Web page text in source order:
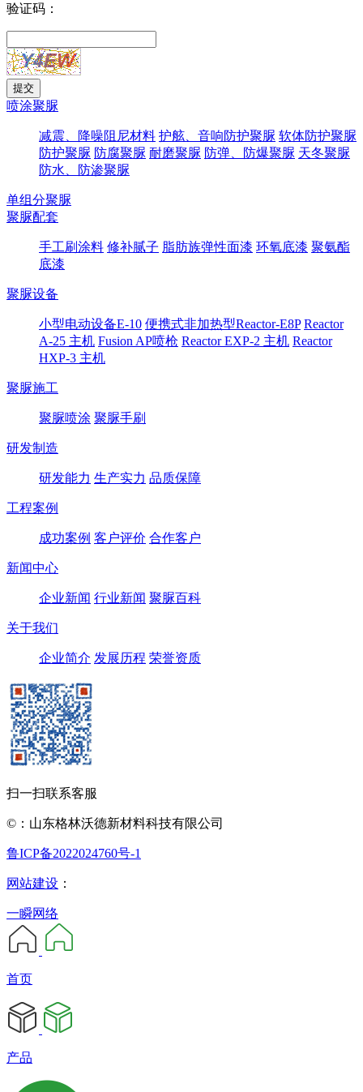
验证码：
喷涂聚脲
减震、降噪阻尼材料 护舷、音响防护聚脲 软体防护聚脲
防护聚脲 防腐聚脲 耐磨聚脲 防弹、防爆聚脲 天冬聚脲
防水、防渗聚脲
单组分聚脲
聚脲配套
手工刷涂料 修补腻子 脂肪族弹性面漆 环氧底漆 聚氨酯
底漆
聚脲设备
小型电动设备E-10 便携式非加热型Reactor-E8P Reactor
A-25 主机 Fusion AP喷枪 Reactor EXP-2 主机 Reactor
HXP-3 主机
聚脲施工
聚脲喷涂 聚脲手刷
研发制造
研发能力 生产实力 品质保障
工程案例
成功案例 客户评价 合作客户
新闻中心
企业新闻 行业新闻 聚脲百科
关于我们
企业简介 发展历程 荣誉资质
扫一扫联系客服
©：山东格林沃德新材料科技有限公司
鲁ICP备2022024760号-1
网站建设 ：
一瞬网络
首页
产品